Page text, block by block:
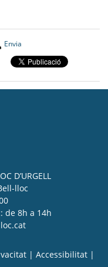
Envia
D’URGELL
lloc
de 8h a 14h
| Accessibilitat |